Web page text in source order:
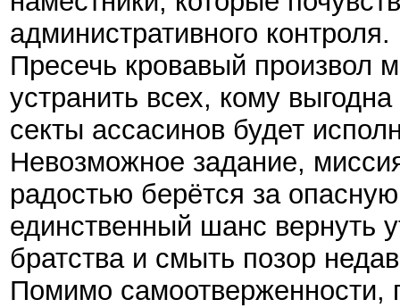
административного контроля.
Пресечь кровавый произвол
устранить всех, кому
секты ассасинов будет
Невозможное задание,
радостью берётся за
единственный шанс вернуть
братства и смыть позор
Помимо самоотверженности,